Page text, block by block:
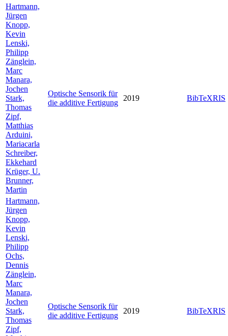
Hartmann,
Jürgen
Knopp,
Kevin
Lenski,
Philipp
Zänglein,
Marc
Manara,
Jochen
Stark,
Thomas
Zipf,
Matthias
Arduini,
Mariacarla
Schreiber,
Ekkehard
Krüger, U.
Brunner,
Martin
Optische Sensorik für
die additive Fertigung
2019 BibTeXRIS
Hartmann,
Jürgen
Knopp,
Kevin
Lenski,
Philipp
Ochs,
Dennis
Zänglein,
Marc
Manara,
Jochen
Stark,
Thomas
Zipf,
Optische Sensorik für
die additive Fertigung
2019 BibTeXRIS